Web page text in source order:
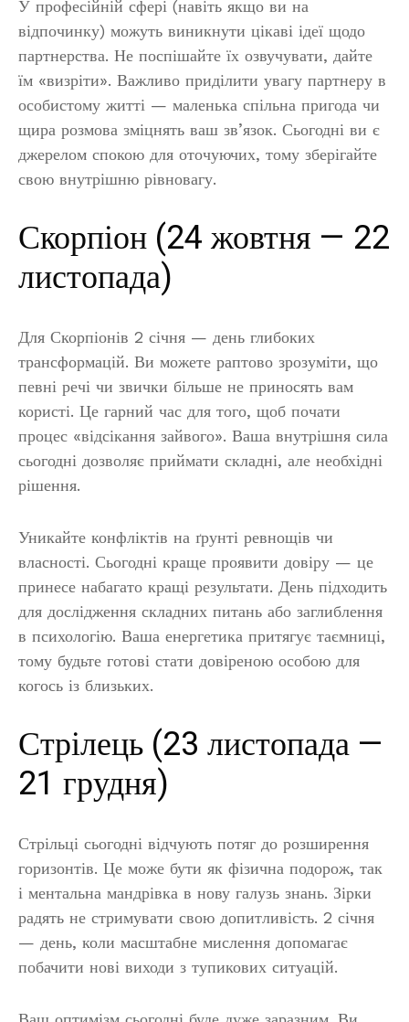
У професійній сфері (навіть якщо ви на
відпочинку) можуть виникнути цікаві ідеї щодо
партнерства. Не поспішайте їх озвучувати, дайте
їм «визріти». Важливо приділити увагу партнеру в
особистому житті — маленька спільна пригода чи
щира розмова зміцнять ваш зв’язок. Сьогодні ви є
джерелом спокою для оточуючих, тому зберігайте
свою внутрішню рівновагу.
Скорпіон (24 жовтня — 22
листопада)
Для Скорпіонів 2 січня — день глибоких
трансформацій. Ви можете раптово зрозуміти, що
певні речі чи звички більше не приносять вам
користі. Це гарний час для того, щоб почати
процес «відсікання зайвого». Ваша внутрішня сила
сьогодні дозволяє приймати складні, але необхідні
рішення.
Уникайте конфліктів на ґрунті ревнощів чи
власності. Сьогодні краще проявити довіру — це
принесе набагато кращі результати. День підходить
для дослідження складних питань або заглиблення
в психологію. Ваша енергетика притягує таємниці,
тому будьте готові стати довіреною особою для
когось із близьких.
Стрілець (23 листопада —
21 грудня)
Стрільці сьогодні відчують потяг до розширення
горизонтів. Це може бути як фізична подорож, так
і ментальна мандрівка в нову галузь знань. Зірки
радять не стримувати свою допитливість. 2 січня
— день, коли масштабне мислення допомагає
побачити нові виходи з тупикових ситуацій.